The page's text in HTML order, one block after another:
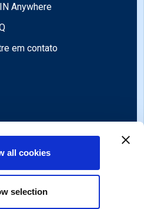
all cookies
selection
Anywhere
em contato